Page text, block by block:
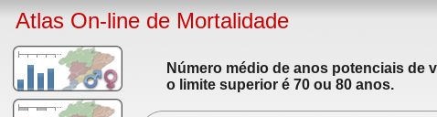
Atlas On-line de Mortalidade
Número médio de anos potenciais de
o limite superior é 70 ou 80 anos.